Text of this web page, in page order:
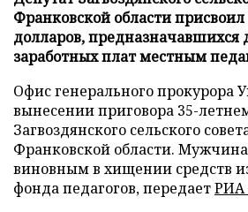
Франковской области присвоил
долларов, предназначавшихся
заработных плат местным
Офис генерального прокурора
вынесении приговора 35-
Загвоздянского сельского
Франковской области.
виновным в хищении средств
фонда педагогов, передаетРИА